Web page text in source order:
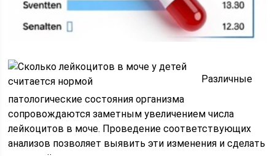
Различные
патологические состояния организма
сопровождаются заметным увеличением числа
лейкоцитов в моче. Проведение соответствующих
анализов позволяет выявить эти изменения и сделать